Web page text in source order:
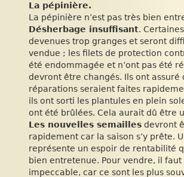
La pépinière.
La pépinière n’est pas très bien
Désherbage insuffisant.
devenues trop granges et seront
vendue ; les filets de protection
été endommagée et n’ont pas été
devront être changés. Ils ont assuré
réparations seraient faites
ils ont sorti les plantules en plein
ont été brûlées. Cela aurait dû être
Les nouvelles semailles devront
rapidement car la saison s’y prête.
représente un espoir de rentabilité
bien entretenue. Pour vendre, il
impeccable, car ce sont les plus